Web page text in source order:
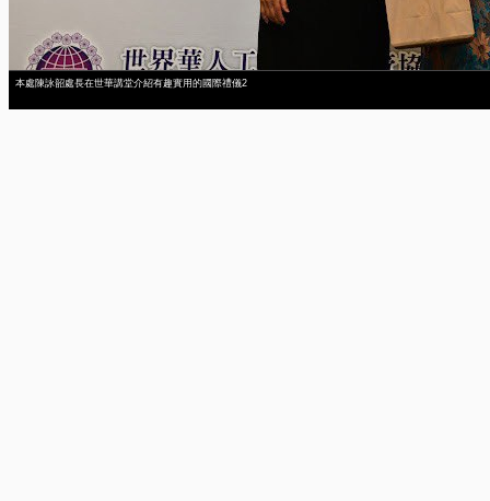
本處陳詠韶處長在世華講堂介紹有趣實用的國際禮儀2